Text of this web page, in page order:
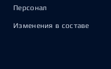
Персонал
Изменения в составе